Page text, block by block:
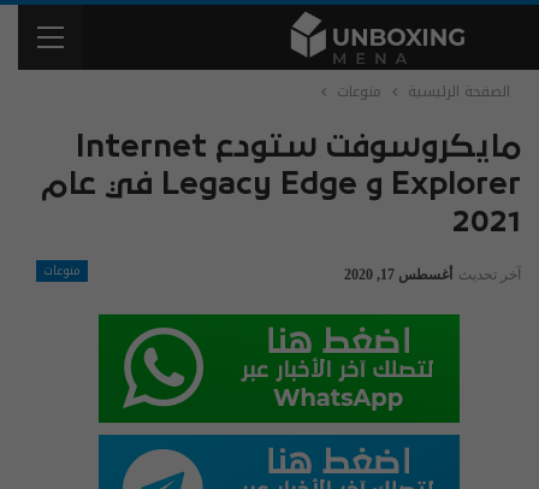
الصفحة الرئيسية منوعات
مايكروسوفت ستودع Internet
Explorer و Legacy Edge في عام
2021
منوعات آخر تحديث أغسطس 17, 2020